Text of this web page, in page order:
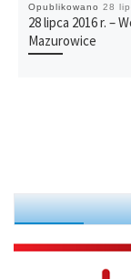
Opublikowano28
28 lipca 2016 r. –
Mazurowice